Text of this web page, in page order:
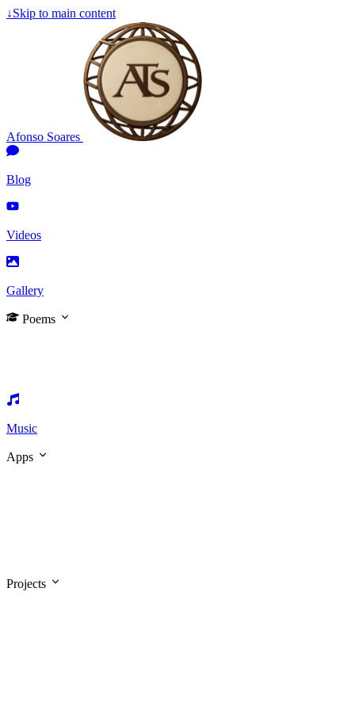
↓Skip to main content
Afonso Soares
Blog
Videos
Gallery
Poems
Music
Apps
Projects